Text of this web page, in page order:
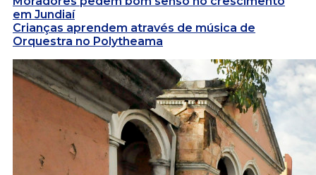
em Jundiaí
Crianças aprendem através de música de
Orquestra no Polytheama